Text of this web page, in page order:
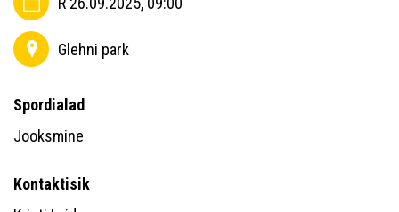
Glehni park
Spordialad
Jooksmine
Kontaktisik